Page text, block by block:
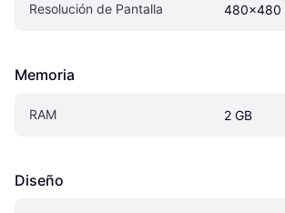
Resolución de Pantalla 480x480
Memoria
RAM 2 GB
Diseño